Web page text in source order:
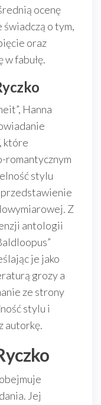
ocenę
o tym,
oraz
fabułę.
Hanna
które
romantycznym
stylu
Z
antologii
je jako
grozy a
ze strony
stylu i
autorkę.
Jej